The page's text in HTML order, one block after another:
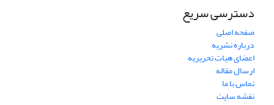
دسترسی سریع
صفحه اصلی
درباره نشریه
اعضای هیات تحریریه
ارسال مقاله
تماس با ما
نقشه سایت